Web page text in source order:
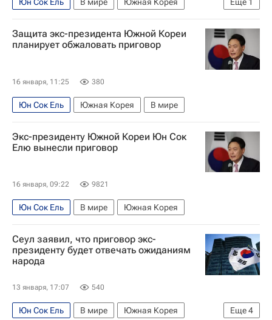
Обстановка в Южной Корее
Защита экс-президента Южной Кореи
планирует обжаловать приговор
16 января, 11:25 380
Юн Сок Ель Южная Корея В мире
Экс-президенту Южной Кореи Юн Сок
Елю вынесли приговор
16 января, 09:22 9821
Юн Сок Ель В мире Южная Корея
Сеул заявил, что приговор экс-
президенту будет отвечать ожиданиям
народа
13 января, 17:07 540
Еще4
Юн Сок Ель В мире
Южная Корея